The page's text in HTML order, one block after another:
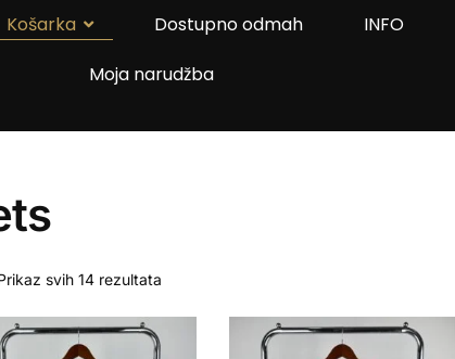
Košarka Dostupno odmah INFO
Moja narudžba
svih 14 rezultata